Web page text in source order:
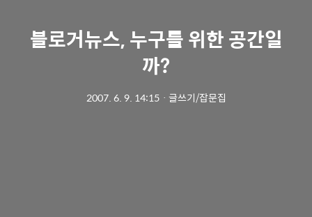
블로거뉴스, 누구를 위한 공간일
까?
2007. 6. 9. 14:15ㆍ 글쓰기/잡문집